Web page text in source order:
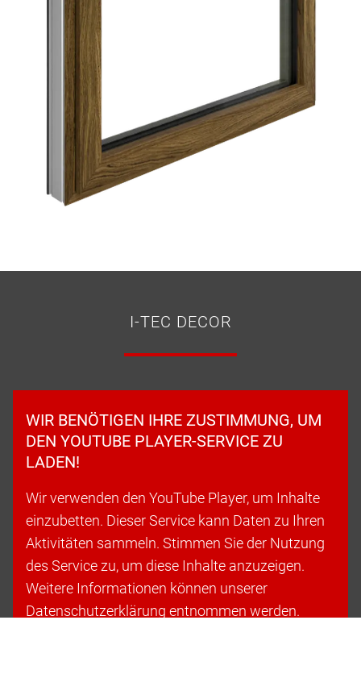
I-TEC DECOR
WIR BENÖTIGEN IHRE ZUSTIMMUNG, UM
DEN YOUTUBE PLAYER-SERVICE ZU
LADEN!
Wir verwenden den YouTube Player, um Inhalte
einzubetten. Dieser Service kann Daten zu Ihren
Aktivitäten sammeln. Stimmen Sie der Nutzung
des Service zu, um diese Inhalte anzuzeigen.
Weitere Informationen können unserer
Datenschutzerklärung entnommen werden.